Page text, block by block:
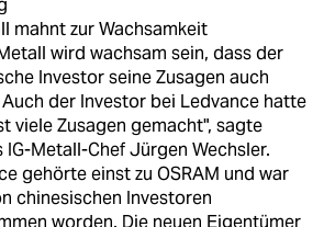
mahnt zur Wachsamkeit
wird wachsam sein, dass der
Investor seine Zusagen auch
der Investor bei Ledvance hatte
viele Zusagen gemacht", sagte
IG-Metall-Chef Jürgen Wechsler.
gehörte einst zu OSRAM und war
chinesischen Investoren
worden. Die neuen Eigentümer